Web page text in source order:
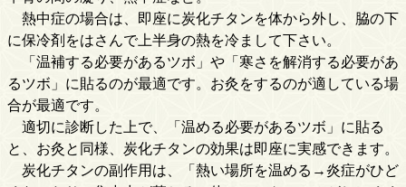
熱中症の場合は、即座に炭化チタンを体から外し、脇の下
に保冷剤をはさんで上半身の熱を冷まして下さい。
「温補する必要があるツボ」や「寒さを解消する必要があ
るツボ」に貼るのが最適です。お灸をするのが適している場
合が最適です。
適切に診断した上で、「温める必要があるツボ」に貼る
と、お灸と同様、炭化チタンの効果は即座に実感できます。
炭化チタンの副作用は、「熱い場所を温める→炎症がひど